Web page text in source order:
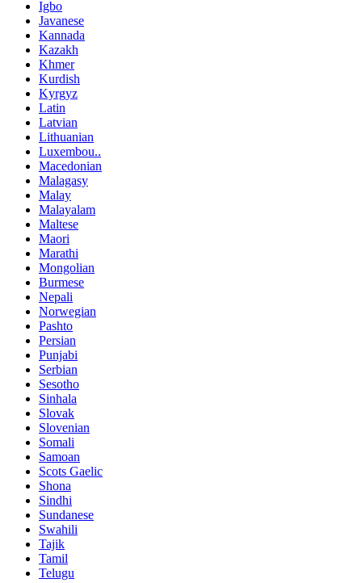
Igbo
Javanese
Kannada
Kazakh
Khmer
Kurdish
Kyrgyz
Latin
Latvian
Lithuanian
Luxembou..
Macedonian
Malagasy
Malay
Malayalam
Maltese
Maori
Marathi
Mongolian
Burmese
Nepali
Norwegian
Pashto
Persian
Punjabi
Serbian
Sesotho
Sinhala
Slovak
Slovenian
Somali
Samoan
Scots Gaelic
Shona
Sindhi
Sundanese
Swahili
Tajik
Tamil
Telugu